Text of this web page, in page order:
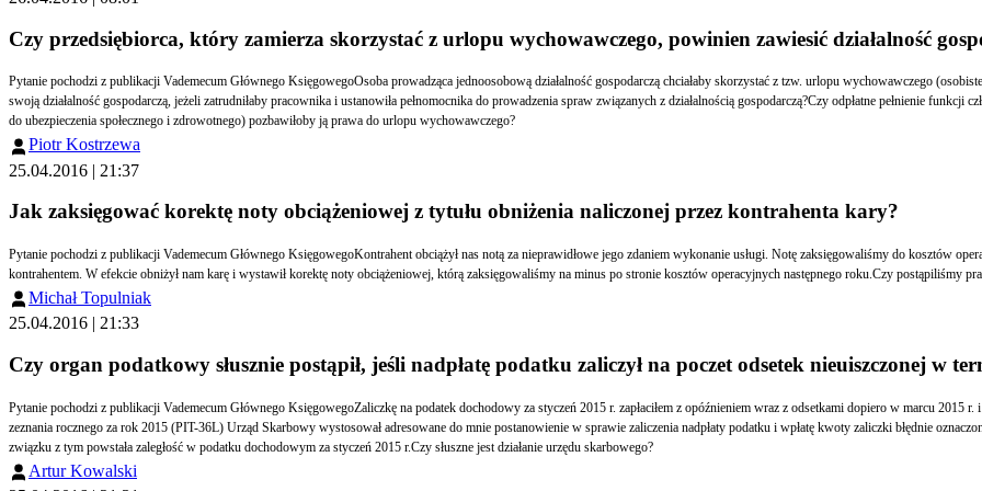
Czy przedsiębiorca, który zamierza skorzystać z urlopu wychowawczego, powinien zawiesić działalność
Pytanie pochodzi z publikacji Vademecum Głównego KsięgowegoOsoba prowadząca jednoosobową działalność gospodarczą chciałaby skorzystać z tzw. urlopu wychowawczego (osobiste sprawowanie opieki nad dzieckiem).Czy aby móc skorzystać z tego prawa musi zawiesić
swoją działalność gospodarczą, jeżeli zatrudniłaby pracownika i ustanowiła pełnomocnika do prowadzenia spraw związanych z działalnością gospodarczą?Czy odpłatne pełnienie funkcji członka zarządu w spółce z ograniczoną odpowiedzialnością (z tytułu którego nie posiada tytułu
do ubezpieczenia społecznego i zdrowotnego) pozbawiłoby ją prawa do urlopu wychowawczego?
Piotr Kostrzewa
25.04.2016 | 21:37
Jak zaksięgować korektę noty obciążeniowej z tytułu obniżenia naliczonej przez kontrahenta kary?
Pytanie pochodzi z publikacji Vademecum Głównego KsięgowegoKontrahent obciążył nas notą za nieprawidłowe jego zdaniem wykonanie usługi. Notę zaksięgowaliśmy do kosztów operacyjnych. Z kwotą obciążenia nie chcieliśmy się zgodzić i prowadziliśmy negocjacje z
kontrahentem. W efekcie obniżył nam karę i wystawił korektę noty obciążeniowej, którą zaksięgowaliśmy na minus po stronie kosztów
Michał Topulniak
25.04.2016 | 21:33
Czy organ podatkowy słusznie postąpił, jeśli nadpłatę podatku zaliczył na poczet odsetek nieuiszczonej w
Pytanie pochodzi z publikacji Vademecum Głównego KsięgowegoZaliczkę na podatek dochodowy za styczeń 2015 r. zapłaciłem z opóźnieniem wraz z odsetkami dopiero w marcu 2015 r. i w dodatku źle ją oznaczyłem (jako zapłatę zaliczki za luty 2015 r.). Po złożeniu przeze mnie
zeznania rocznego za rok 2015 (PIT-36L) Urząd Skarbowy wystosował adresowane do mnie postanowienie w sprawie zaliczenia nadpłaty podatku i wpłatę kwoty zaliczki błędnie oznaczonej zaliczył na poczet odsetek od nieuiszczonej w terminie płatności zaliczki za styczeń. W
związku z tym powstała zaległość w podatku dochodowym za styczeń 2015 r.Czy słuszne jest działanie urzędu skarbowego?
Artur Kowalski